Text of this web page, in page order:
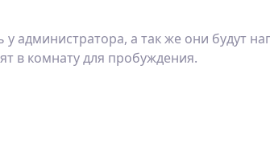
администратора, а так же они будут
в комнату для пробуждения.